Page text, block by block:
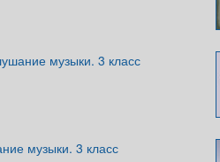
музыки. 3 класс
музыки. 3 класс